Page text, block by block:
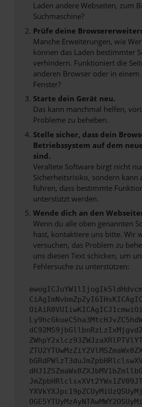
Laden andere Webseiten, zum
Suchmaschine?
Prüfe deine
Manche Erweiterungen, wie
können das Laden bestimmter
verhindern. Funktioniert die
anderen Browser oder in einem
Fenster?
Starte dein Gerät neu.
Das kann manchmal helfen,
Probleme zu beheben.
Stelle sicher, dass dein
Betriebssystem auf dem
sind.
Veraltete Software birgt nicht
Sicherheitsrisiko, sondern kann
führen, dass bestimmte
unterstützt werden.
Wende dich an den
Wenn du alle oben genannten
hast, kontaktiere uns bitte. Wir
versuchen, das Problem zu
uns diesen Text schicken, um
Fehlersuche zu unterstützen: